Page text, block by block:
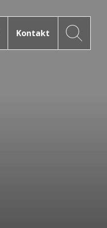
Kontakt